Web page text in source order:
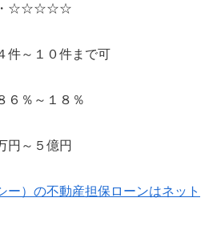
・☆☆☆☆☆
件～１０件まで可
６％～１８％
円～５億円
ー）の不動産担保ローンはネット